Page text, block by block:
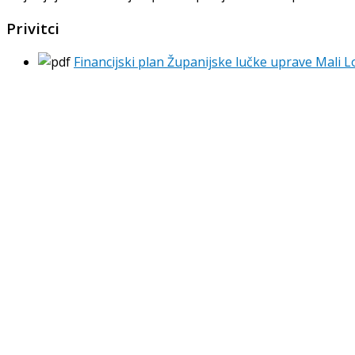
Privitci
Financijski plan Županijske lučke uprave Mali